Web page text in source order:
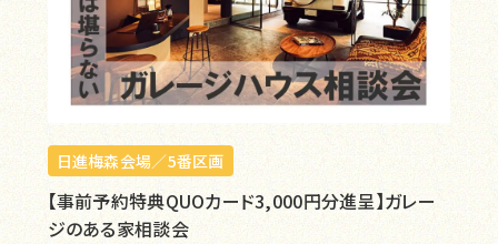
日進梅森会場／5番区画
【事前予約特典QUOカード3,000円分進呈】ガレー
ジのある家相談会